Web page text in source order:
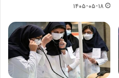
۱۴۰۵-۰۵-۱۸